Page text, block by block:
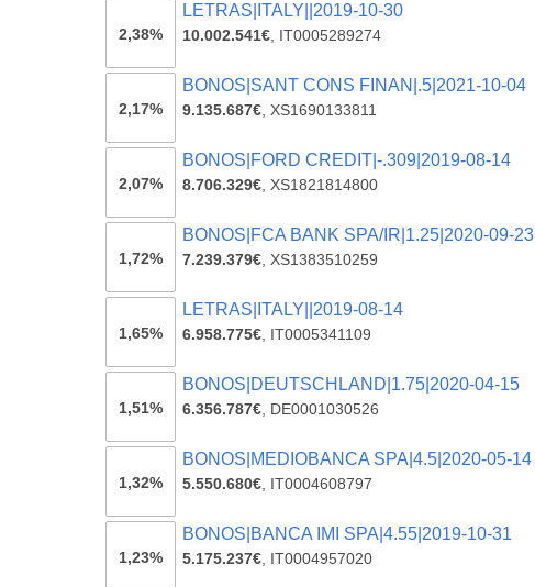
2,38%
LETRAS|ITALY||2019-10-30
10.002.541€, IT0005289274
2,17%
BONOS|SANT CONS FINAN|.5|2021-10-04
9.135.687€,XS1690133811
2,07%
BONOS|FORD CREDIT|-.309|2019-08-14
8.706.329€,XS1821814800
1,72%
BONOS|FCA BANK SPA/IR|1.25|2020-09-23
7.239.379€,XS1383510259
1,65%
LETRAS|ITALY||2019-08-14
6.958.775€, IT0005341109
1,51%
BONOS|DEUTSCHLAND|1.75|2020-04-15
6.356.787€, DE0001030526
1,32%
BONOS|MEDIOBANCA SPA|4.5|2020-05-14
5.550.680€, IT0004608797
1,23%
BONOS|BANCA IMI SPA|4.55|2019-10-31
5.175.237€, IT0004957020